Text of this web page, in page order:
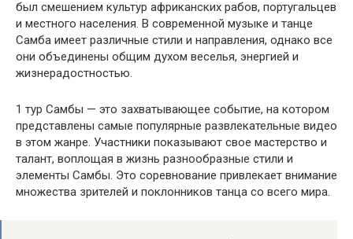
был смешением культур африканских рабов, португальцев
и местного населения. В современной музыке и танце
Самба имеет различные стили и направления, однако все
они объединены общим духом веселья, энергией и
жизнерадостностью.
1 тур Самбы — это захватывающее событие, на котором
представлены самые популярные развлекательные видео
в этом жанре. Участники показывают свое мастерство и
талант, воплощая в жизнь разнообразные стили и
элементы Самбы. Это соревнование привлекает внимание
множества зрителей и поклонников танца со всего мира.